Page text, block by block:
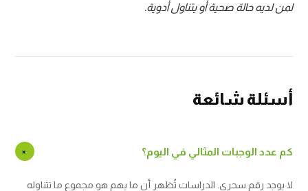
لمن لديه حالة صحية أو يتناول أدوية.
أسئلة شائعة
كم عدد الوجبات المثالي في اليوم؟ +
لا يوجد رقم سحري. الدراسات تُظهر أن ما يهم هو مجموع ما تتناوله